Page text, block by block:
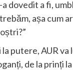
dovedit a fi,
așa cum
putere, AUR
de la prinți